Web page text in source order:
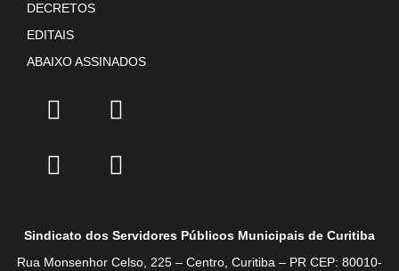
DECRETOS
EDITAIS
ABAIXO ASSINADOS
Sindicato dos Servidores Públicos Municipais de Curitiba
Rua Monsenhor Celso, 225 – Centro, Curitiba – PR CEP: 80010-